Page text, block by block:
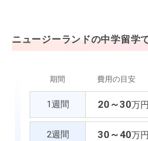
ニュージーランドの中学留学
期間 費用の目安
1週間 20～30万円
2週間 30～40万円